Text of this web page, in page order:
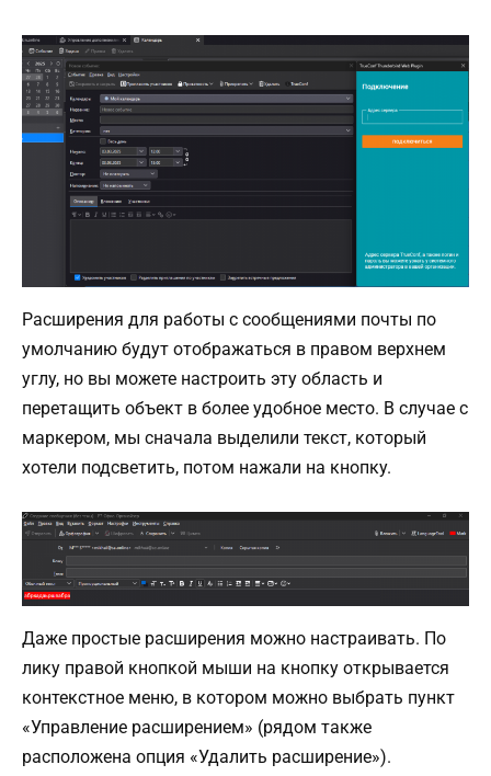
Расширения для работы с сообщениями почты по
умолчанию будут отображаться в правом верхнем
углу, но вы можете настроить эту область и
перетащить объект в более удобное место. В случае с
маркером, мы сначала выделили текст, который
хотели подсветить, потом нажали на кнопку.
Даже простые расширения можно настраивать. По
лику правой кнопкой мыши на кнопку открывается
контекстное меню, в котором можно выбрать пункт
«Управление расширением» (рядом также
расположена опция «Удалить расширение»).